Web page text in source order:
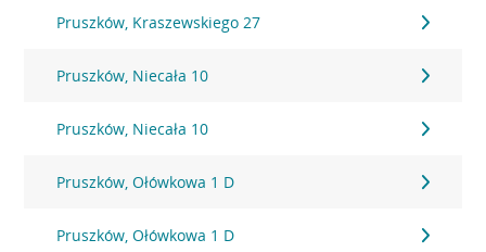
Pruszków, Kraszewskiego 27
Pruszków, Niecała 10
Pruszków, Niecała 10
Pruszków, Ołówkowa 1 D
Pruszków, Ołówkowa 1 D